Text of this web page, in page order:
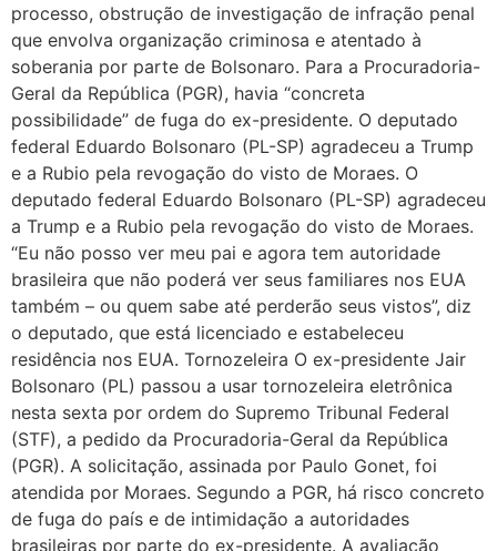
processo, obstrução de investigação de infração penal
que envolva organização criminosa e atentado à
soberania por parte de Bolsonaro. Para a Procuradoria-
Geral da República (PGR), havia “concreta
possibilidade” de fuga do ex-presidente. O deputado
federal Eduardo Bolsonaro (PL-SP) agradeceu a Trump
e a Rubio pela revogação do visto de Moraes. O
deputado federal Eduardo Bolsonaro (PL-SP) agradeceu
a Trump e a Rubio pela revogação do visto de Moraes.
“Eu não posso ver meu pai e agora tem autoridade
brasileira que não poderá ver seus familiares nos EUA
também – ou quem sabe até perderão seus vistos”, diz
o deputado, que está licenciado e estabeleceu
residência nos EUA. Tornozeleira O ex-presidente Jair
Bolsonaro (PL) passou a usar tornozeleira eletrônica
nesta sexta por ordem do Supremo Tribunal Federal
(STF), a pedido da Procuradoria-Geral da República
(PGR). A solicitação, assinada por Paulo Gonet, foi
atendida por Moraes. Segundo a PGR, há risco concreto
de fuga do país e de intimidação a autoridades
brasileiras por parte do ex-presidente. A avaliação